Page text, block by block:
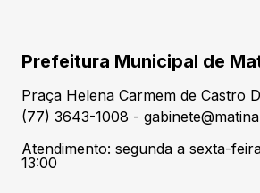
Prefeitura Municipal de
Praça Helena Carmem de Castro
(77) 3643-1008 -
Atendimento: segunda a sexta-
13:00